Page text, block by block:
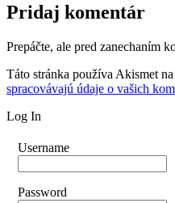
Pridaj komentár
Prepáčte, ale pred zanechaním
Táto stránka používa Akismet
spracovávajú údaje o vašich
Log In
Username
Password